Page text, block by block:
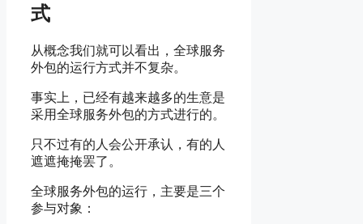
式
从概念我们就可以看出，全球服务
外包的运行方式并不复杂。
事实上，已经有越来越多的生意是
采用全球服务外包的方式进行的。
只不过有的人会公开承认，有的人
遮遮掩掩罢了。
全球服务外包的运行，主要是三个
参与对象：